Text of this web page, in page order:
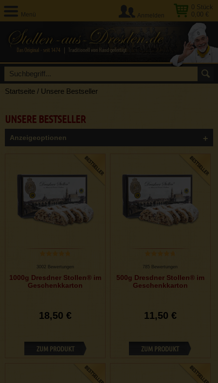
Menü
0 Stück
0,00 €
Anmelden
Startseite / Unsere Bestseller
UNSERE BESTSELLER
Anzeigeoptionen
3002 Bewertungen
1000g Dresdner Stollen® im
Geschenkkarton
18,50 €
ZUM PRODUKT
785 Bewertungen
500g Dresdner Stollen® im
Geschenkkarton
11,50 €
ZUM PRODUKT